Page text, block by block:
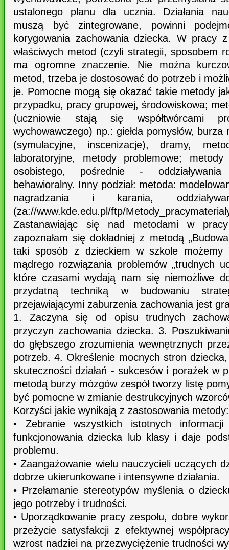
ustalonego planu dla ucznia. Działania
muszą być zintegrowane, powinni
korygowania zachowania dziecka. W pracy
właściwych metod (czyli strategii, sposobem
ma ogromne znaczenie. Nie można
metod, trzeba je dostosować do potrzeb i
je. Pomocne mogą się okazać takie metody
przypadku, pracy grupowej, środowiskowa;
(uczniowie stają się współtwórcami
wychowawczego) np.: giełda pomysłów,
(symulacyjne, inscenizacje), dramy,
laboratoryjne, metody problemowe;
osobistego, pośrednie -
behawioralny. Inny podział: metoda:
nagradzania i karania,
(za://www.kde.edu.pl/ftp/
Zastanawiając się nad metodami w
zapoznałam się dokładniej z metodą
taki sposób z dzieckiem w szkole możemy
mądrego rozwiązania problemów „trudnych
które czasami wydają nam się niemożliwe
przydatną techniką w budowaniu
przejawiającymi zaburzenia zachowania jest
1. Zaczyna się od opisu trudnych
przyczyn zachowania dziecka. 3.
do głębszego zrozumienia wewnętrznych
potrzeb. 4. Określenie mocnych stron
skuteczności działań - sukcesów i porażek w
metodą burzy mózgów zespół tworzy listę
być pomocne w zmianie destrukcyjnych
Korzyści jakie wynikają z zastosowania metody:
• Zebranie wszystkich istotnych informacji
funkcjonowania dziecka lub klasy i daje
problemu.
• Zaangażowanie wielu nauczycieli uczących
dobrze ukierunkowane i intensywne działania.
• Przełamanie stereotypów myślenia o
jego potrzeby i trudności.
• Uporządkowanie pracy zespołu, dobre
przeżycie satysfakcji z efektywnej
wzrost nadziei na przezwyciężenie trudności